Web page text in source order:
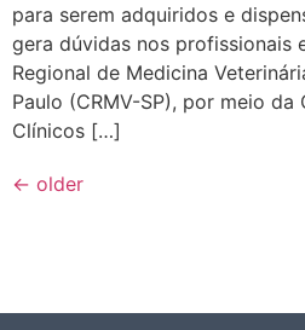
para serem adquiridos e
gera dúvidas nos profissionais
Regional de Medicina
Paulo (CRMV-SP), por meio da
Clínicos […]
← older